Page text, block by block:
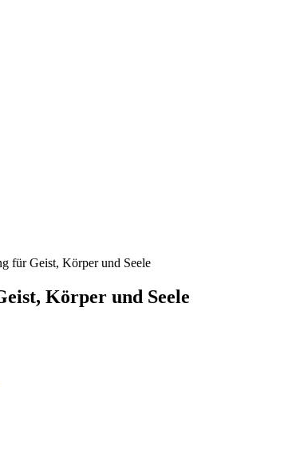
für Geist, Körper und Seele
Körper und Seele